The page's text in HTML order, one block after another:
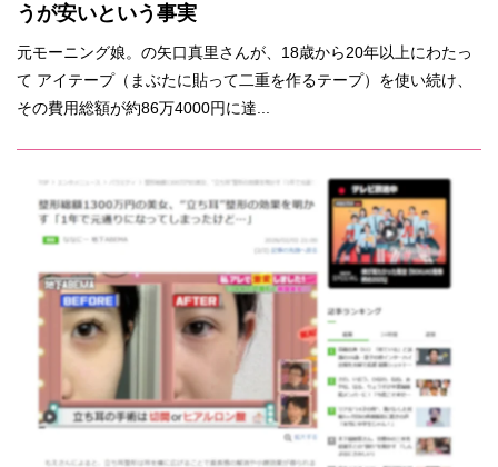
うが安いという事実
元モーニング娘。の矢口真里さんが、18歳から20年以上にわたっ
て アイテープ（まぶたに貼って二重を作るテープ）を使い続け、
その費用総額が約86万4000円に達...